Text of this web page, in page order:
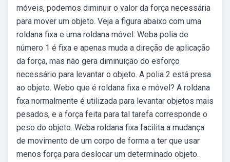
móveis, podemos diminuir o valor da força necessária
para mover um objeto. Veja a figura abaixo com uma
roldana fixa e uma roldana móvel: Weba polia de
número 1 é fixa e apenas muda a direção de aplicação
da força, mas não gera diminuição do esforço
necessário para levantar o objeto. A polia 2 está presa
ao objeto. Webo que é roldana fixa e móvel? A roldana
fixa normalmente é utilizada para levantar objetos mais
pesados, e a força feita para tal tarefa corresponde o
peso do objeto. Weba roldana fixa facilita a mudança
de movimento de um corpo de forma a ter que usar
menos força para deslocar um determinado objeto.